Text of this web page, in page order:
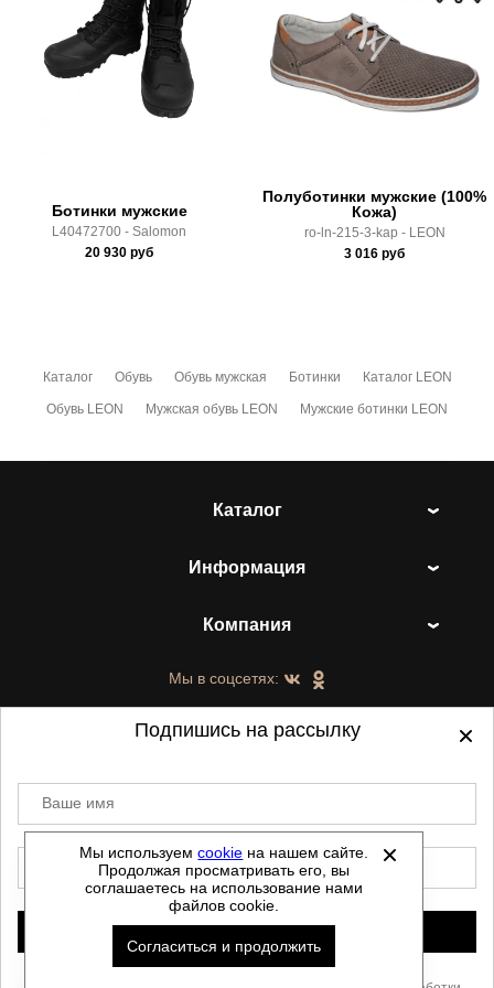
Доставка по России всеми транспортными ТК, а также с
Почтой Росии и СДЭК.
Здесь вы можете более детально ознакомиться с
Ботинки мужские
L40472700 - Salomon
20 930 руб
Полуботинки мужские (100%
Кожа)
ro-ln-215-3-kap - LEON
3 016 руб
Каталог Обувь Обувь мужская Ботинки Каталог LEON
Обувь LEON Мужская обувь LEON Мужские ботинки LEON
Каталог
Информация
Компания
Мы в соцсетях:
©2021-2026 - ShoesTown.ru - все права
защищены.
Данный сайт не является интернет магазином и
не является публичной офертой.
Политика обработки персональных данных
Автоматизировано -
Мы используемcookie на нашем сайте.
Продолжая просматривать его, вы
соглашаетесь на использование нами
файлов cookie.
Согласиться и продолжить
Подпишись на рассылку
Ваше имя